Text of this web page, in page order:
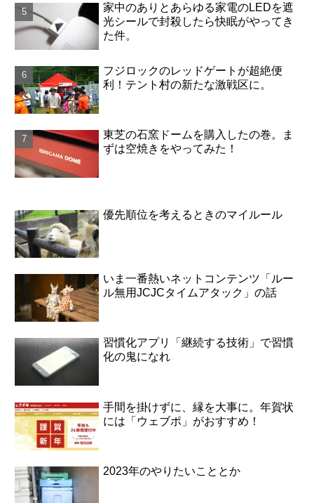
家中のありとあらゆる家電のLEDを遮
光シールで封殺したら快眠がやってき
た件。
フジロックのレッドゲートが超絶便
利！テント村の新たな激戦区に。
東芝の石窯ドームを購入したの巻。ま
ずは空焼きをやってみた！
優先順位を考えるときのマイルール
いま一番熱いネットコンテンツ「ルー
ル無用JCJCタイムアタック」の話
習慣化アプリ「継続する技術」で習慣
化の鬼になれ
手間を掛けずに、縁を大事に。年賀状
には「ウェブポ」がおすすめ！
2023年のやりたいこととか